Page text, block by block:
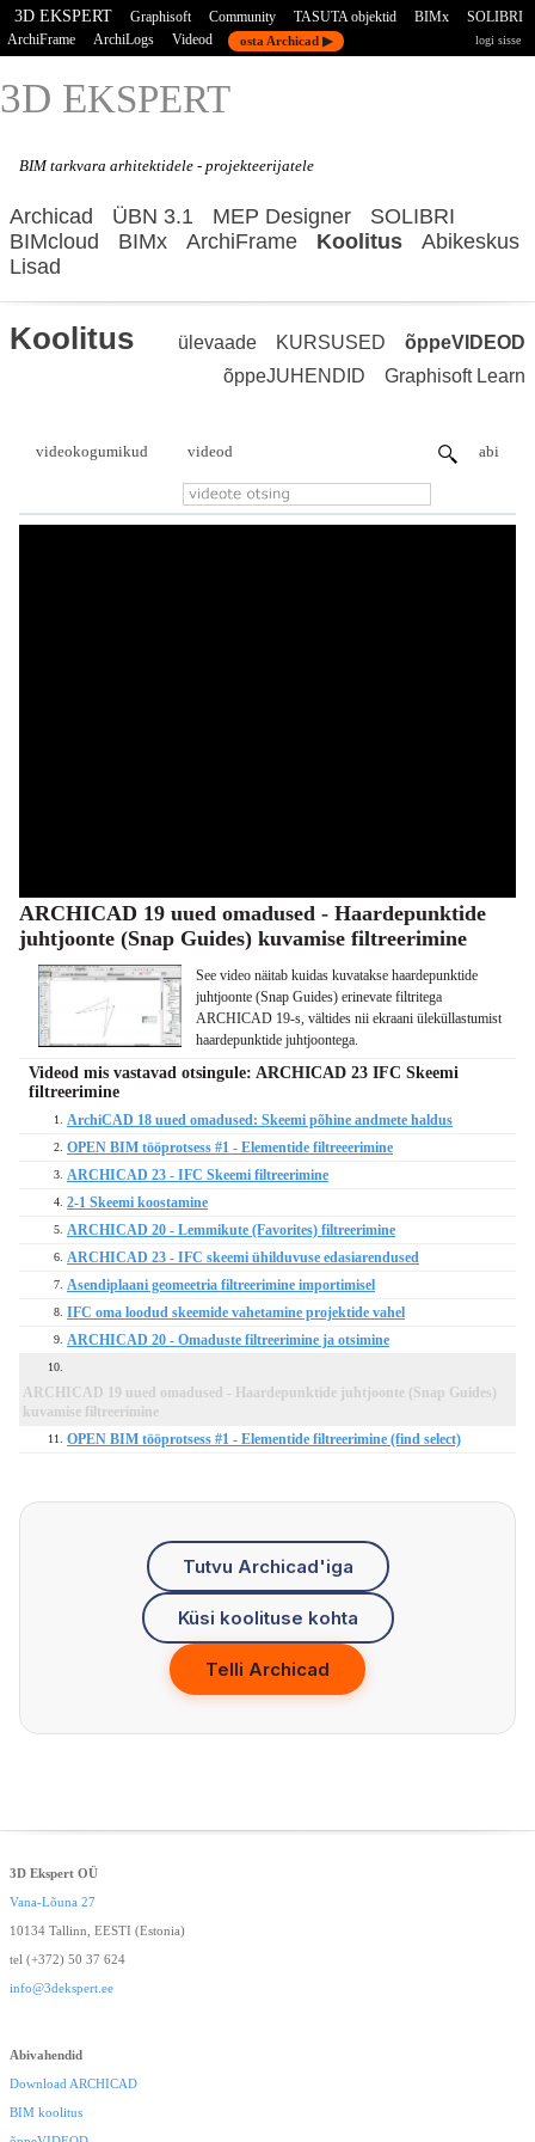
3D EKSPERT Graphisoft Community TASUTA objektid BIMx
SOLIBRI
ArchiFrame
ArchiLogs Videod osta Archicad ▶ logi sisse
3D EKSPERT
BIM tarkvara arhitektidele - projekteerijatele
Archicad ÜBN 3.1 MEP Designer
SOLIBRI
BIMcloud
BIMx ArchiFrame Koolitus
Abikeskus
Lisad
Koolitus ülevaade KURSUSED
õppeVIDEOD
õppeJUHENDID
Graphisoft Learn
videokogumikud videod abi
ARCHICAD 19 uued omadused - Haardepunktide
juhtjoonte (Snap Guides) kuvamise filtreerimine
See video näitab kuidas kuvatakse haardepunktide
juhtjoonte (Snap Guides) erinevate filtritega
ARCHICAD 19-s, vältides nii ekraani üleküllastumist
haardepunktide juhtjoontega.
Videod mis vastavad otsingule: ARCHICAD 23 IFC Skeemi
filtreerimine
1. ArchiCAD 18 uued omadused: Skeemi põhine andmete haldus
2. OPEN BIM tööprotsess #1 - Elementide filtreeerimine
3. ARCHICAD 23 - IFC Skeemi filtreerimine
4. 2-1 Skeemi koostamine
5. ARCHICAD 20 - Lemmikute (Favorites) filtreerimine
6. ARCHICAD 23 - IFC skeemi ühilduvuse edasiarendused
7. Asendiplaani geomeetria filtreerimine importimisel
8. IFC oma loodud skeemide vahetamine projektide vahel
9. ARCHICAD 20 - Omaduste filtreerimine ja otsimine
10.
ARCHICAD 19 uued omadused - Haardepunktide juhtjoonte (Snap Guides)
kuvamise filtreerimine
11. OPEN BIM tööprotsess #1 - Elementide filtreerimine (find select)
Tutvu Archicad'iga
Küsi koolituse kohta
Telli Archicad
3D Ekspert OÜ
Vana-Lõuna 27
10134 Tallinn, EESTI (Estonia)
tel (+372) 50 37 624
info@3dekspert.ee
Abivahendid
Download ARCHICAD
BIM koolitus